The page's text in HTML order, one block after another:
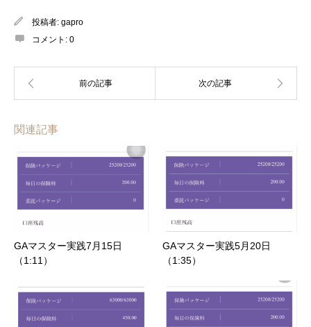
投稿者: gapro
コメント: 0
関連記事
GAマスター実践7月15日
（1:11）
GAマスター実践5月20日
（1:35）